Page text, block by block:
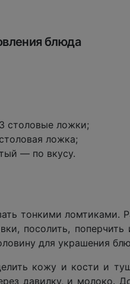
блюда
столовые ложки;
ложка;
— по вкусу.
тонкими ломтиками.
посолить,
для украшения
кожу и кости и
давилку, и молоко.